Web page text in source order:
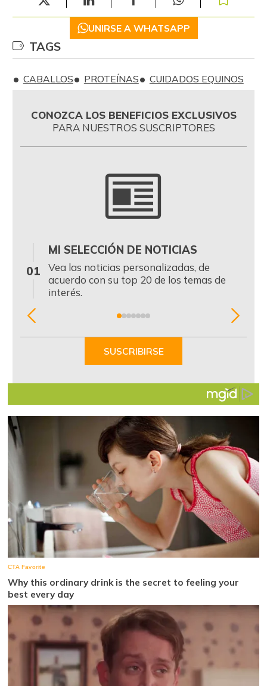
UNIRSE A WHATSAPP
TAGS
CABALLOS PROTEÍNAS CUIDADOS EQUINOS
CONOZCA LOS BENEFICIOS EXCLUSIVOS
PARA NUESTROS SUSCRIPTORES
01
MI SELECCIÓN DE NOTICIAS
Vea las noticias personalizadas, de
acuerdo con su top 20 de los temas de
interés.
Item
SUSCRIBIRSE